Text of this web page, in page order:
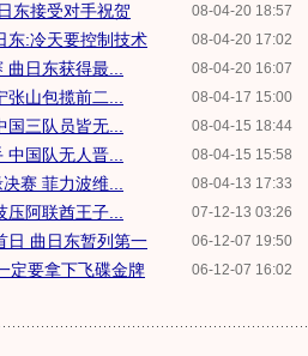
08-04-20 18:57
东接受对手祝贺
08-04-20 17:02
东:冷天要控制技术
08-04-20 16:07
日东获得最...
08-04-17 15:00
山包揽前二...
08-04-15 18:44
三队员皆无...
08-04-15 15:58
国队无人晋...
08-04-13 17:33
赛 菲力波维...
07-12-13 03:26
阿联酋王子...
06-12-07 19:50
日 曲日东暂列第一
06-12-07 16:02
定要拿下飞碟金牌